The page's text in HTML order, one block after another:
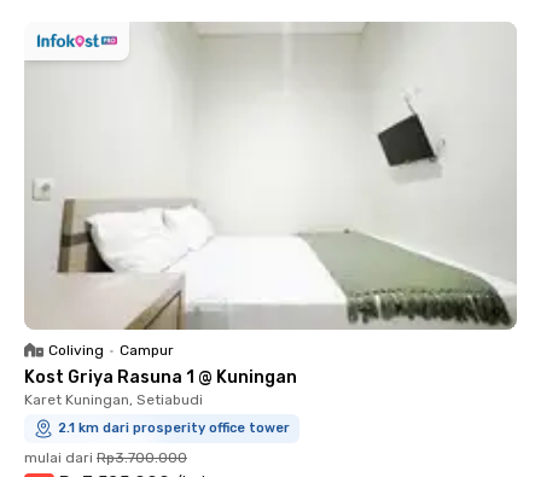
Coliving • Campur
Kost Griya Rasuna 1 @ Kuningan
Karet Kuningan, Setiabudi
2.1 km dari prosperity office tower
mulai dari Rp3.700.000